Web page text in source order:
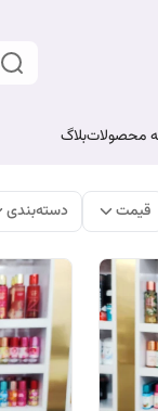
محصولاتبلاگ
قیمت دسته‌بندی